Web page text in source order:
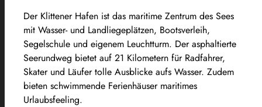
Der Klittener Hafen ist das maritime Zentrum des Sees
mit Wasser- und Landliegeplätzen, Bootsverleih,
Segelschule und eigenem Leuchtturm. Der asphaltierte
Seerundweg bietet auf 21 Kilometern für Radfahrer,
Skater und Läufer tolle Ausblicke aufs Wasser. Zudem
bieten schwimmende Ferienhäuser maritimes
Urlaubsfeeling.